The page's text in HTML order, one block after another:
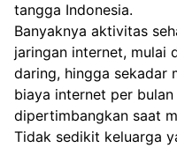
tangga Indonesia.
Banyaknya aktivitas
jaringan internet, mulai
daring, hingga sekadar
biaya internet per
dipertimbangkan saat
Tidak sedikit keluarga